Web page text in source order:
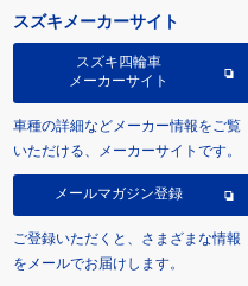
スズキメーカーサイト
スズキ四輪車
メーカーサイト
車種の詳細などメーカー情報をご覧
いただける、メーカーサイトです。
メールマガジン登録
ご登録いただくと、さまざまな情報
をメールでお届けします。